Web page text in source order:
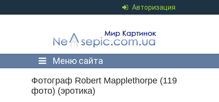
Авторизация
Меню сайта
Фотограф Robert Mapplethorpe (119
фото) (эротика)